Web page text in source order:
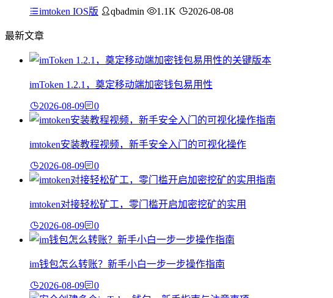
imtoken IOS版 qbadmin 1.1K 2026-08-08
最新文章
imToken 1.2.1，奠定移动端加密钱包易用性
2026-08-09 0
imtoken安装教程视频，新手安全入门的可视化操作
2026-08-09 0
imtoken对接轻松矿工，零门槛开启加密挖矿的实用
2026-08-09 0
im钱包怎么转账？新手小白一步一步操作指南
2026-08-09 0